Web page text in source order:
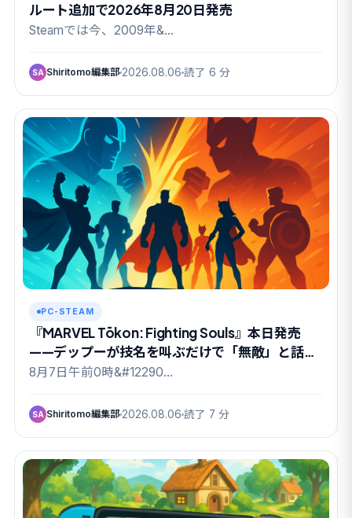
ルート追加で2026年8月20日発売
Steamでは今、2009年&…
SA Shiritomo編集部 2026.08.06 読了 6 分
PC-STEAM
『MARVEL Tōkon: Fighting Souls』本日発売
——デップーが技名を叫ぶだけで「無敵」と話題
のドリームチーム祭り
8月7日午前0時&#12290…
SA Shiritomo編集部 2026.08.06 読了 7 分